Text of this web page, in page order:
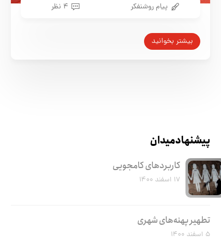
پیام روشنفکر ۴ نظر
بیشتر بخوانید
پیشنهاد میدان
کاربرد‌های کامجویی
۱۷ اسفند ۱۴۰۰
تطهیر پهنه‌های شهری
۵ اسفند ۱۴۰۰